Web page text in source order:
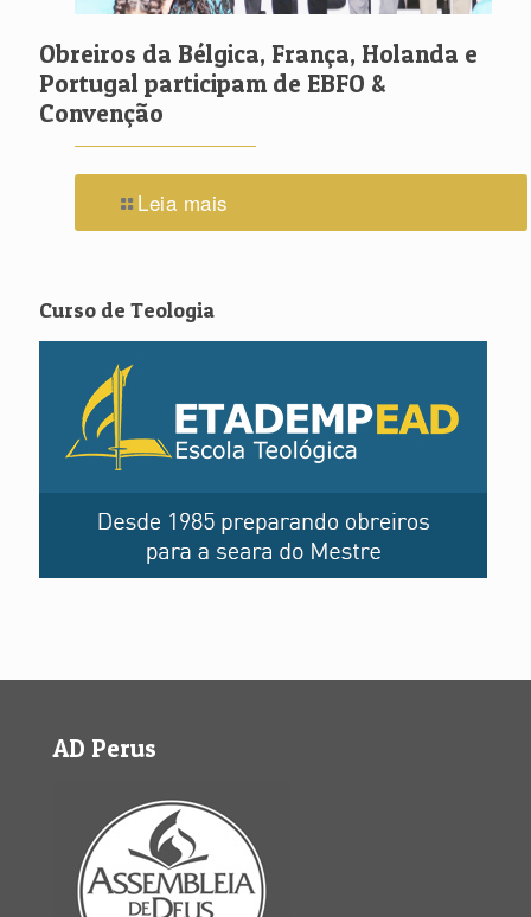
Obreiros da Bélgica, França, Holanda e
Portugal participam de EBFO &
Convenção
Leia mais
Curso de Teologia
AD Perus